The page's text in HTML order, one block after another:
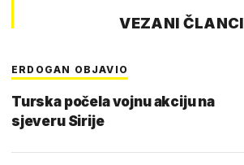
VEZANI ČLANCI
ERDOGAN OBJAVIO
Turska počela vojnu akciju na
sjeveru Sirije